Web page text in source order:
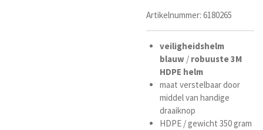
Artikelnummer: 6180265
veiligheidshelm
blauw /robuuste 3M
HDPE helm
maat verstelbaar door
middel van handige
draaiknop
HDPE / gewicht 350 gram